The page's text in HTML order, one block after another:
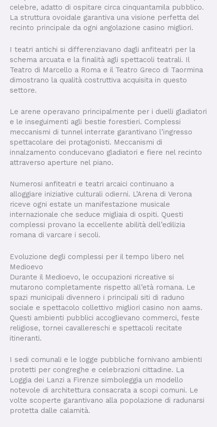
celebre, adatto di ospitare circa cinquantamila pubblico.
La struttura ovoidale garantiva una visione perfetta del
recinto principale da ogni angolazione casino migliori.
I teatri antichi si differenziavano dagli anfiteatri per la
schema arcuata e la finalità agli spettacoli teatrali. Il
Teatro di Marcello a Roma e il Teatro Greco di Taormina
dimostrano la qualità costruttiva acquisita in questo
settore.
Le arene operavano principalmente per i duelli gladiatori
e le inseguimenti agli bestie forestieri. Complessi
meccanismi di tunnel interrate garantivano l’ingresso
spettacolare dei protagonisti. Meccanismi di
innalzamento conducevano gladiatori e fiere nel recinto
attraverso aperture nel piano.
Numerosi anfiteatri e teatri arcaici continuano a
alloggiare iniziative culturali odierni. L’Arena di Verona
riceve ogni estate un manifestazione musicale
internazionale che seduce migliaia di ospiti. Questi
complessi provano la eccellente abilità dell’edilizia
romana di varcare i secoli.
Evoluzione degli complessi per il tempo libero nel
Medioevo
Durante il Medioevo, le occupazioni ricreative si
mutarono completamente rispetto all’età romana. Le
spazi municipali divennero i principali siti di raduno
sociale e spettacolo collettivo migliori casino non aams.
Questi ambienti pubblici accoglievano commerci, feste
religiose, tornei cavallereschi e spettacoli recitate
itineranti.
I sedi comunali e le logge pubbliche fornivano ambienti
protetti per congreghe e celebrazioni cittadine. La
Loggia dei Lanzi a Firenze simboleggia un modello
notevole di architettura consacrata a scopi comuni. Le
volte scoperte garantivano alla popolazione di radunarsi
protetta dalle calamità.